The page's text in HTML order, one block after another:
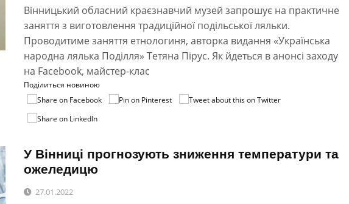
Вінницький обласний краєзнавчий музей запрошує на практичне
заняття з виготовлення традиційної подільської ляльки.
Проводитиме заняття етнологиня, авторка видання «Українська
народна лялька Поділля» Тетяна Пірус. Як йдеться в анонсі заходу
на Facebook, майстер-клас
Поділиться новиною
У Вінниці прогнозують зниження температури та
ожеледицю
27.01.2022